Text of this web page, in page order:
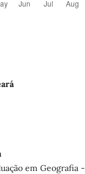
em Geografia -